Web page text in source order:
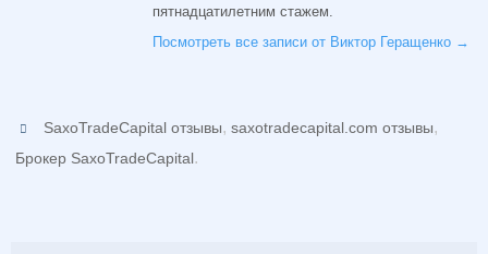
пятнадцатилетним стажем.
Посмотреть все записи от Виктор Геращенко →
SaxoTradeCapital отзывы,saxotradecapital.com отзывы,
Брокер SaxoTradeCapital.